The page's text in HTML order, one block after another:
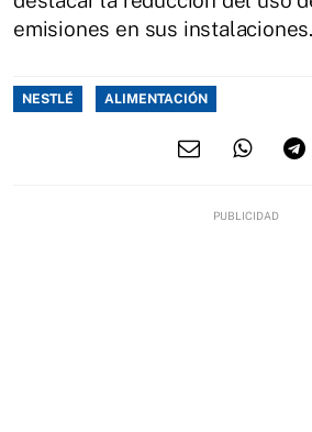
emisiones en sus instalaciones.
NESTLÉ ALIMENTACIÓN